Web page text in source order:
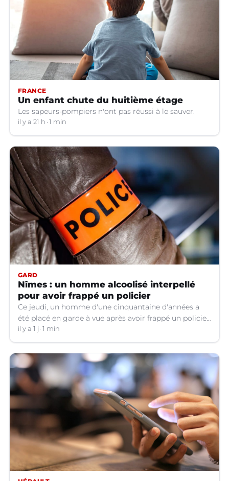
FRANCE
Un enfant chute du huitième étage
Les sapeurs-pompiers n'ont pas réussi à le sauver.
il y a 21 h 1 min
GARD
Nîmes : un homme alcoolisé interpellé
pour avoir frappé un policier
Ce jeudi, un homme d'une cinquantaine d'années a
été placé en garde à vue après avoir frappé un policier
hors service à Nîmes (Gard).
il y a 1 j 1 min